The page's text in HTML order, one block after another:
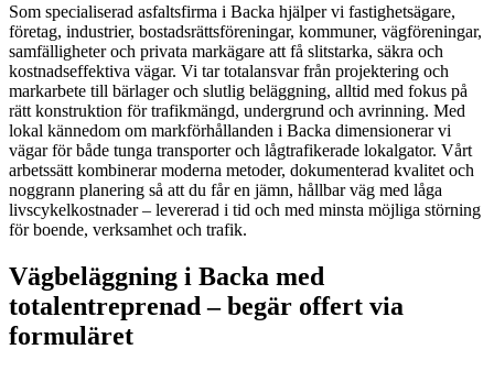
Som specialiserad asfaltsfirma i Backa hjälper vi fastighetsägare,
företag, industrier, bostadsrättsföreningar, kommuner, vägföreningar,
samfälligheter och privata markägare att få slitstarka, säkra och
kostnadseffektiva vägar. Vi tar totalansvar från projektering och
markarbete till bärlager och slutlig beläggning, alltid med fokus på
rätt konstruktion för trafikmängd, undergrund och avrinning. Med
lokal kännedom om markförhållanden i Backa dimensionerar vi
vägar för både tunga transporter och lågtrafikerade lokalgator. Vårt
arbetssätt kombinerar moderna metoder, dokumenterad kvalitet och
noggrann planering så att du får en jämn, hållbar väg med låga
livscykelkostnader – levererad i tid och med minsta möjliga störning
för boende, verksamhet och trafik.
Vägbeläggning i Backa med
totalentreprenad – begär offert via
formuläret